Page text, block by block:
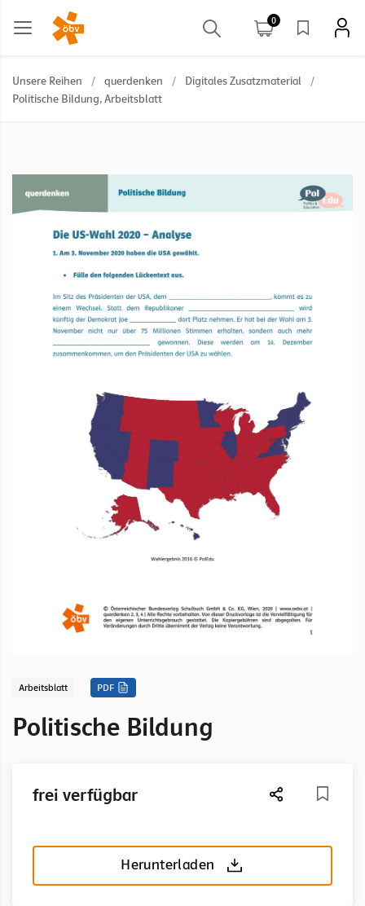
0
Unsere Reihen / querdenken / Digitales Zusatzmaterial
/
Politische Bildung, Arbeitsblatt
Arbeitsblatt PDF
Politische Bildung
frei verfügbar
Herunterladen